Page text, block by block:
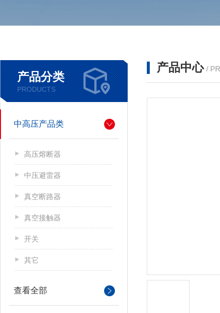
产品分类
PRODUCTS
中高压产品类
高压熔断器
中压避雷器
真空断路器
真空接触器
开关
其它
查看全部
产品中心 /